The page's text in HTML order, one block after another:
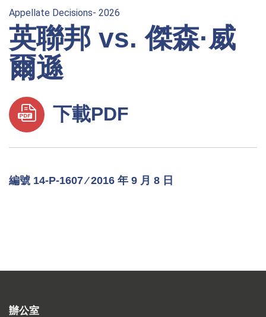
Appellate Decisions- 2026
英聯邦 vs. 傑森·威
爾遜
下載PDF
編號 14-P-1607 ⁄ 2016 年 9 月 8 日
辦公室